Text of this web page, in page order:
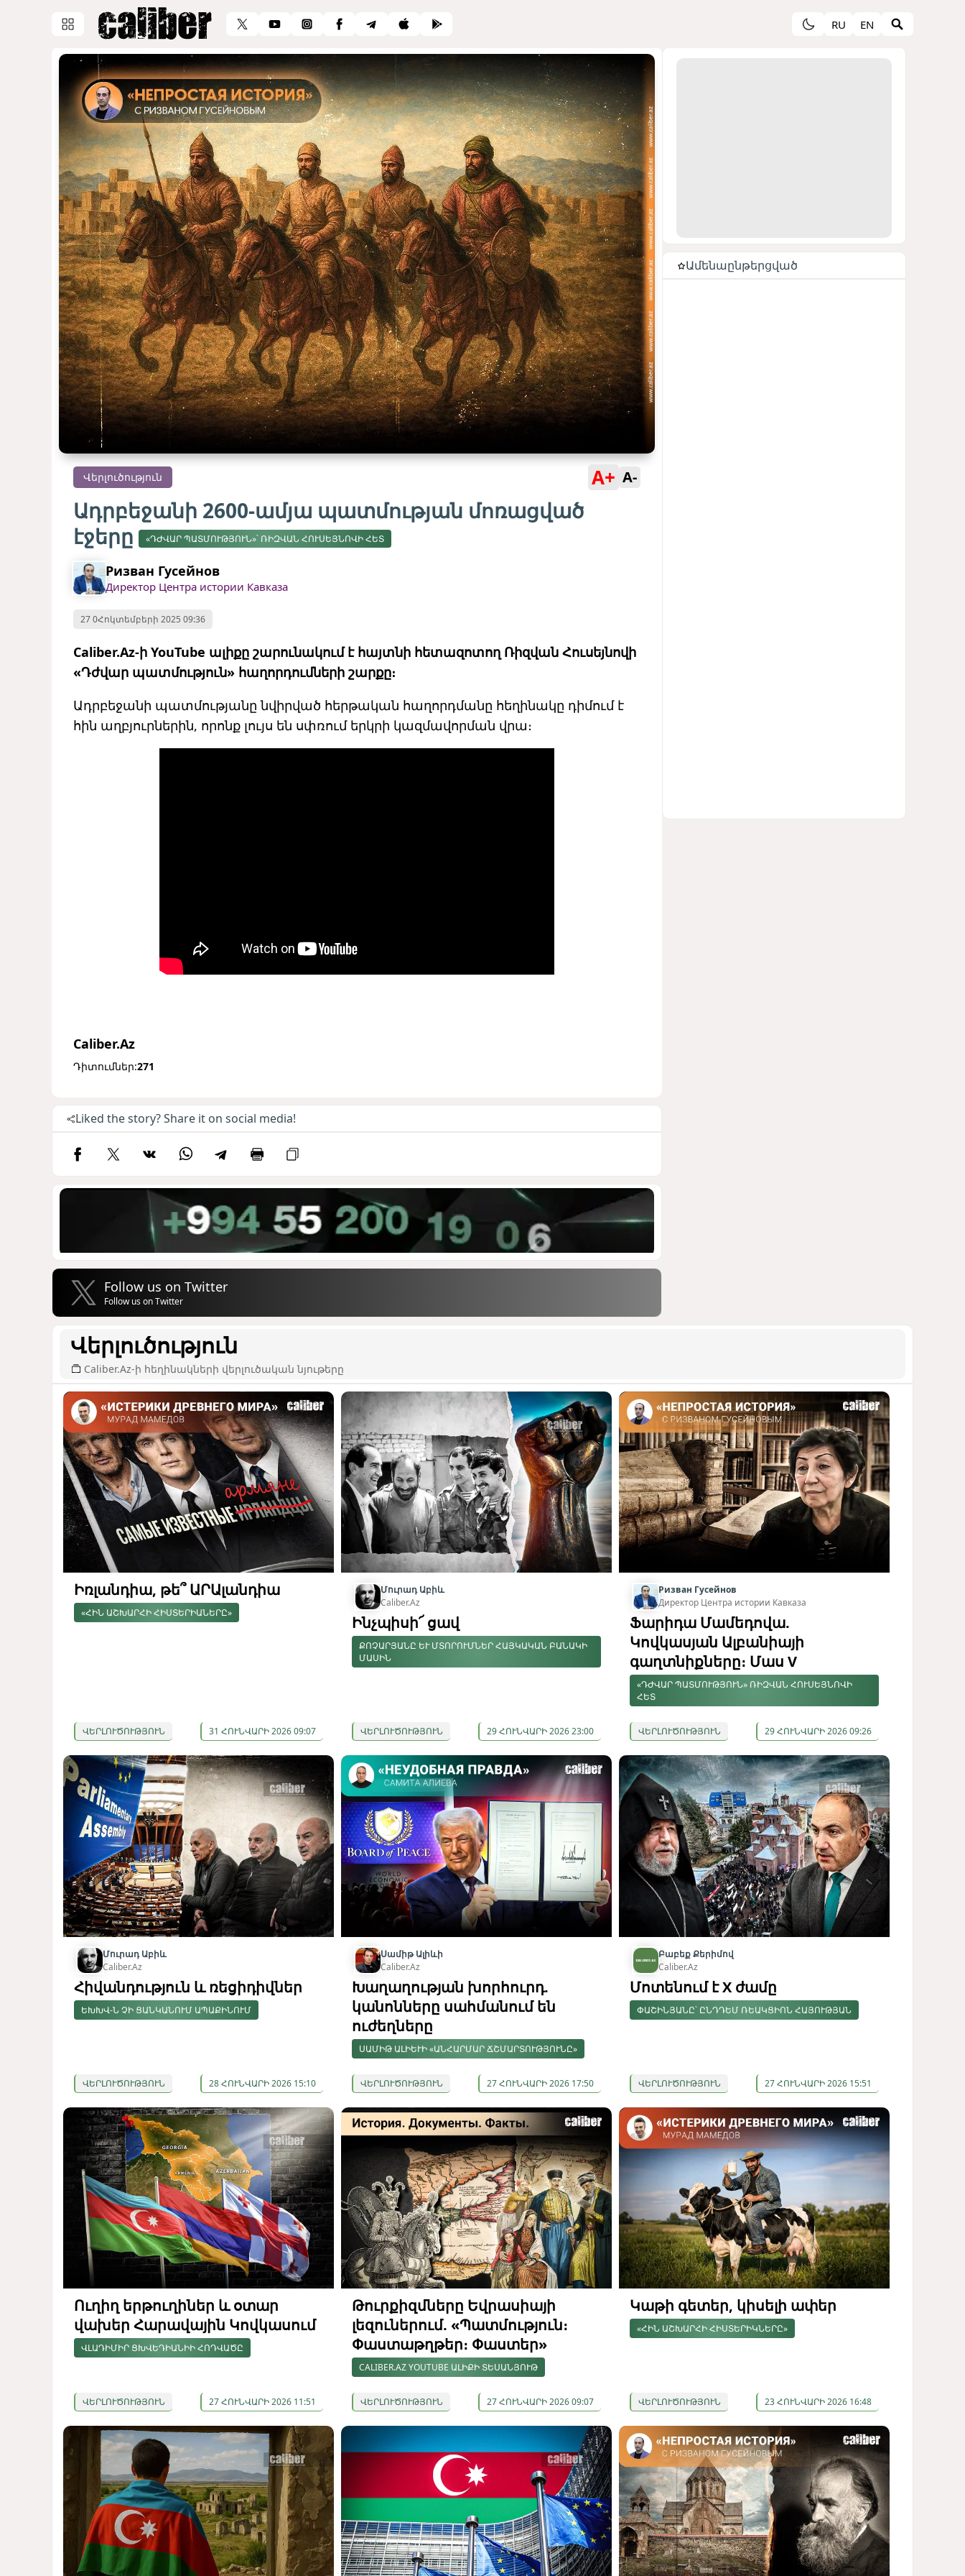
RU EN
Վերլուծություն A+ A-
Ադրբեջանի 2600-ամյա պատմության մոռացված
էջերը
«ԴԺՎԱՐ ՊԱՏՄՈՒԹՅՈՒՆ»՝ ՌԻԶՎԱՆ ՀՈՒՍԵՅՆՈՎԻ ՀԵՏ
Ризван Гусейнов
Директор Центра истории Кавказа
27 0Հոկտեմբերի 2025 09:36
Caliber.Az-ի YouTube ալիքը շարունակում է հայտնի հետազոտող Ռիզվան Հուսեյնովի
«Դժվար պատմություն» հաղորդումների շարքը։
Ադրբեջանի պատմությանը նվիրված հերթական հաղորդմանը հեղինակը դիմում է
հին աղբյուրներին, որոնք լույս են սփռում երկրի կազմավորման վրա։
Caliber.Az
Դիտումներ:271
Liked the story? Share it on social media!
Follow us on Twitter
Follow us on Twitter
Ամենաընթերցված
Վերլուծություն
Caliber.Az-ի հեղինակների վերլուծական նյութերը
Իռլանդիա, թե՞ ԱՐԱլանդիա
«ՀԻՆ ԱՇԽԱՐՀԻ ՀԻՍՏԵՐԻԱՆԵՐԸ»
ՎԵՐԼՈՒԾՈՒԹՅՈՒՆ 31 ՀՈՒՆՎԱՐԻ 2026 09:07
Մուրադ Աբիև
Caliber.Az
Ինչպիսի՜ ցավ
ՔՈՉԱՐՅԱՆԸ ԵՒ ՄՏՈՐՈՒՄՆԵՐ ՀԱՅԿԱԿԱՆ ԲԱՆԱԿԻ Մ
ԱՍԻՆ
ՎԵՐԼՈՒԾՈՒԹՅՈՒՆ 29 ՀՈՒՆՎԱՐԻ 2026 23:00
Ризван Гусейнов
Директор Центра истории Кавказа
Ֆարիդա Մամեդովա.
Կովկասյան Ալբանիայի
գաղտնիքները։ Մաս V
«ԴԺՎԱՐ ՊԱՏՄՈՒԹՅՈՒՆ» ՌԻԶՎԱՆ ՀՈՒՍԵՅՆՈՎԻ
ՀԵՏ
ՎԵՐԼՈՒԾՈՒԹՅՈՒՆ 29 ՀՈՒՆՎԱՐԻ 2026 09:26
Մուրադ Աբիև
Caliber.Az
Հիվանդություն և ռեցիդիվներ
ԵԽԽՎ-Ն ՉԻ ՑԱՆԿԱՆՈՒՄ ԱՊԱՔԻՆՈՒՄ
ՎԵՐԼՈՒԾՈՒԹՅՈՒՆ 28 ՀՈՒՆՎԱՐԻ 2026 15:10
Սամիթ Ալիևի
Caliber.Az
Խաղաղության խորհուրդ.
կանոնները սահմանում են
ուժեղները
ՍԱՄԻԹ ԱԼԻԵՒԻ «ԱՆՀԱՐՄԱՐ ՃՇՄԱՐՏՈՒԹՅՈՒՆԸ»
ՎԵՐԼՈՒԾՈՒԹՅՈՒՆ 27 ՀՈՒՆՎԱՐԻ 2026 17:50
Բաբեք Քերիմով
Caliber.Az
Մոտենում է X ժամը
ՓԱՇԻՆՅԱՆԸ՝ ԸՆԴԴԵՄ ՌԵԱԿՑԻՈՆ ՀԱՅՈՒԹՅԱՆ
ՎԵՐԼՈՒԾՈՒԹՅՈՒՆ 27 ՀՈՒՆՎԱՐԻ 2026 15:51
Ուղիղ երթուղիներ և օտար
վախեր Հարավային Կովկասում
ՎԼԱԴԻՄԻՐ ՑԽՎԵԴԻԱՆԻԻ ՀՈԴՎԱԾԸ
ՎԵՐԼՈՒԾՈՒԹՅՈՒՆ 27 ՀՈՒՆՎԱՐԻ 2026 11:51
Թուրքիզմները Եվրասիայի
լեզուներում. «Պատմություն։
Փաստաթղթեր։ Փաստեր»
CALIBER.AZ YOUTUBE ԱԼԻՔԻ ՏԵՍԱՆՅՈՒԹ
ՎԵՐԼՈՒԾՈՒԹՅՈՒՆ 27 ՀՈՒՆՎԱՐԻ 2026 09:07
Կաթի գետեր, կիսելի ափեր
«ՀԻՆ ԱՇԽԱՐՀԻ ՀԻՍՏԵՐԻԿՆԵՐԸ»
ՎԵՐԼՈՒԾՈՒԹՅՈՒՆ 23 ՀՈՒՆՎԱՐԻ 2026 16:48